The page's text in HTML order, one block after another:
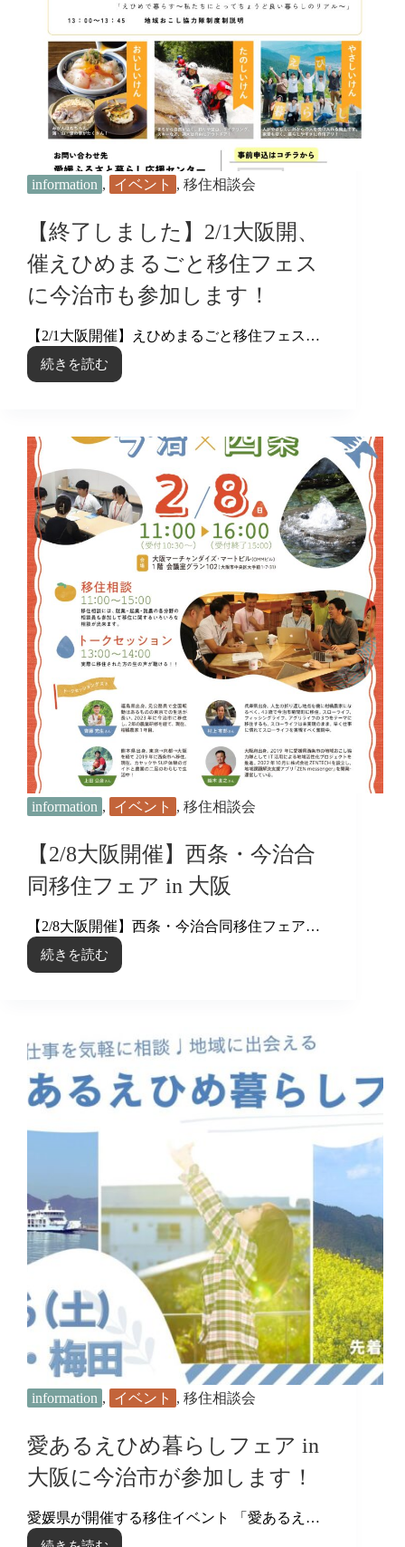
2026」
に
今
治
市
が
出
展
し
ま
information , イベント , 移住相談会
【終了しました】2/1大阪開、
催えひめまるごと移住フェス
に今治市も参加します！
【2/1大阪開催】えひめまるごと移住フェス…
続きを読む
【終
し
2/1
大
阪
開、
ひ
め
ま
る
ご
と
移
住
フ
ェ
ス
に
今
も
参
加
ま
す！
information , イベント , 移住相談会
【2/8大阪開催】西条・今治合
同移住フェア in 大阪
【2/8大阪開催】西条・今治合同移住フェア…
続きを読む
【2/8
西
条・
今
治
フ
ェ
ア
in
阪
information , イベント , 移住相談会
愛あるえひめ暮らしフェア in
大阪に今治市が参加します！
愛媛県が開催する移住イベント 「愛あるえ…